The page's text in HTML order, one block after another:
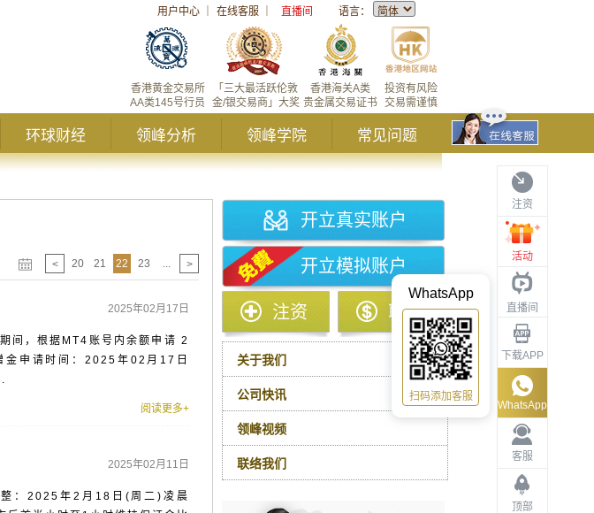
用户中心 在线客服 直播间 语言：
投资有风险
交易需谨慎
香港海关A类
贵金属交易证书
「三大最活跃伦敦
金/银交易商」大奖
香港黄金交易所
AA类145号行员
环球财经 领峰分析 领峰学院 常见问题
注资
活动
直播间
下载APP
客服
顶部
WhatsApp
WhatsApp
扫码添加客服
< 20 21 22 23 ... >
2025年02月17日
间，根据MT4账号内余额申请 2
金申请时间：2025年02月17日
阅读更多+
2025年02月11日
：2025年2月18日(周二)凌晨
开立真实账户
开立模拟账户
注资 取款
关于我们
公司快讯
领峰视频
联络我们